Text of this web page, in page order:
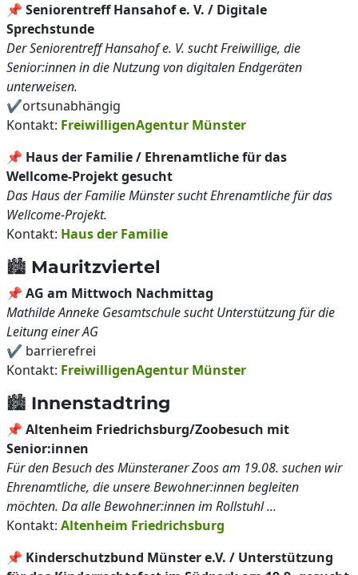
📌 Seniorentreff Hansahof e. V. / Digitale
Sprechstunde
Der Seniorentreff Hansahof e. V. sucht Freiwillige, die
Senior:innen in die Nutzung von digitalen Endgeräten
unterweisen.
✔️ortsunabhängig
Kontakt: FreiwilligenAgentur Münster
📌 Haus der Familie / Ehrenamtliche für das
Wellcome-Projekt gesucht
Das Haus der Familie Münster sucht Ehrenamtliche für das
Wellcome-Projekt.
Kontakt: Haus der Familie
🏙️ Mauritzviertel
📌 AG am Mittwoch Nachmittag
Mathilde Anneke Gesamtschule sucht Unterstützung für die
Leitung einer AG
✔️ barrierefrei
Kontakt: FreiwilligenAgentur Münster
🏙️ Innenstadtring
📌 Altenheim Friedrichsburg/Zoobesuch mit
Senior:innen
Für den Besuch des Münsteraner Zoos am 19.08. suchen wir
Ehrenamtliche, die unsere Bewohner:innen begleiten
möchten. Da alle Bewohner:innen im Rollstuhl ...
Kontakt: Altenheim Friedrichsburg
📌 Kinderschutzbund Münster e.V. / Unterstützung